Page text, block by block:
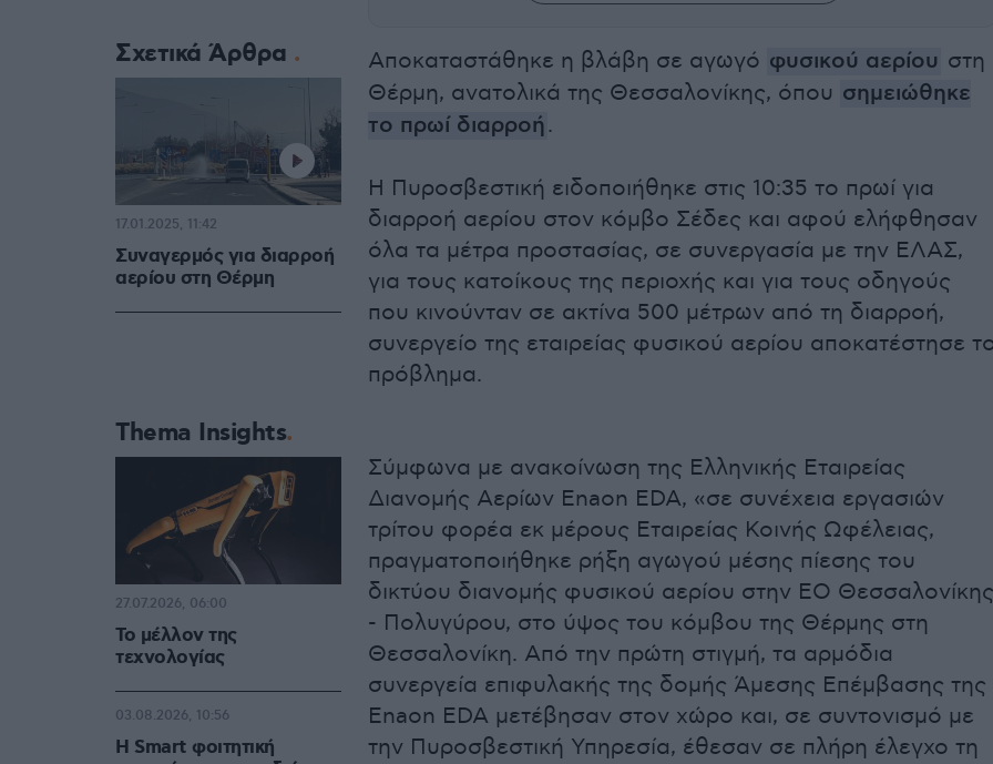
Αποκαταστάθηκε η βλάβη σε αγωγό φυσικού αερίου στη
Θέρμη, ανατολικά της Θεσσαλονίκης, όπου σημειώθηκε
το πρωί διαρροή.
Η Πυροσβεστική ειδοποιήθηκε στις 10:35 το πρωί για
διαρροή αερίου στον κόμβο Σέδες και αφού ελήφθησαν
όλα τα μέτρα προστασίας, σε συνεργασία με την ΕΛΑΣ,
για τους κατοίκους της περιοχής και για τους οδηγούς
που κινούνταν σε ακτίνα 500 μέτρων από τη διαρροή,
συνεργείο της εταιρείας φυσικού αερίου αποκατέστησε
πρόβλημα.
Σύμφωνα με ανακοίνωση της Ελληνικής Εταιρείας
Διανομής Αερίων Enaon EDA, «σε συνέχεια εργασιών
τρίτου φορέα εκ μέρους Εταιρείας Κοινής Ωφέλειας,
πραγματοποιήθηκε ρήξη αγωγού μέσης πίεσης του
δικτύου διανομής φυσικού αερίου στην ΕΟ Θεσσαλονίκης
- Πολυγύρου, στο ύψος του κόμβου της Θέρμης στη
Θεσσαλονίκη. Από την πρώτη στιγμή, τα αρμόδια
συνεργεία επιφυλακής της δομής Άμεσης Επέμβασης της
Enaon EDA μετέβησαν στον χώρο και, σε συντονισμό με
την Πυροσβεστική Υπηρεσία, έθεσαν σε πλήρη έλεγχο τη
Σχετικά Άρθρα
Συναγερμός για διαρροή
αερίου στη Θέρμη
17.01.2025, 11:42
Thema Insights
Το μέλλον της
τεχνολογίας
27.07.2026, 06:00
Η Smart φοιτητική
03.08.2026, 10:56